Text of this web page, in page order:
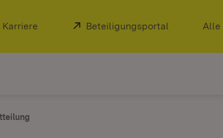
Extern:
Karriere (Öffnet in neuem Fenster)
Extern:
Beteiligungsportal (Öffnet in
Alle